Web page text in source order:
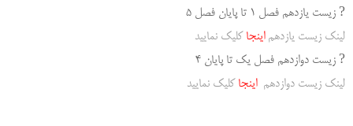
? زیست یازدهم فصل ۱ تا پایان فصل ۵
لینک زیست یازدهماینجا کلیک نمایید
? زیست دوازدهم فصل یک تا پایان ۴
لینک زیست دوازدهماینجا کلیک نمایید